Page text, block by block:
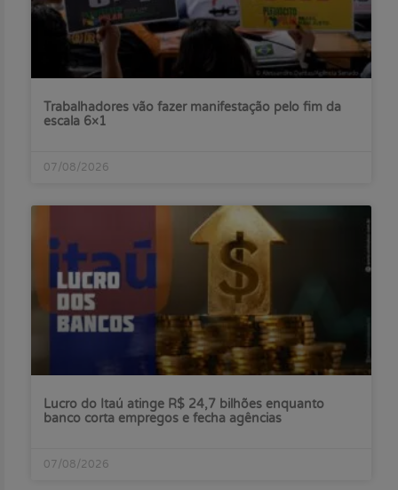
Trabalhadores vão fazer manifestação pelo fim da
escala 6×1
07/08/2026
Lucro do Itaú atinge R$ 24,7 bilhões enquanto
banco corta empregos e fecha agências
07/08/2026